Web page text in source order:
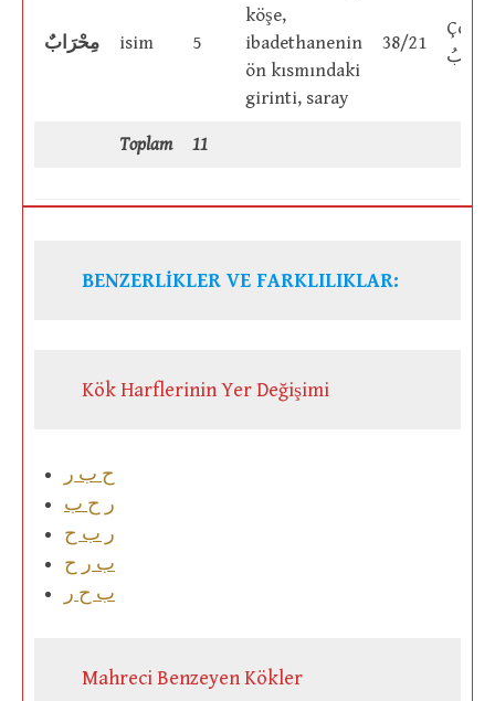
مِحْرَابٌ isim 5
köşe,
ibadethanenin
ön kısmındaki
girinti, saray
38/21
Toplam 11
BENZERLİKLER VE FARKLILIKLAR:
Kök Harflerinin Yer Değişimi
ح ب ر
ر ح ب
ر ب ح
ب ر ح
ب ح ر
Mahreci Benzeyen Kökler